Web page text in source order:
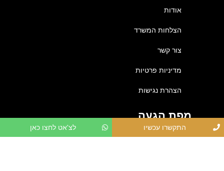
אודות
הצלחות המשרד
צור קשר
מדיניות פרטיות
הצהרת נגישות
מפת הגעה
התקשרו עכשיו לצ'אט לחצו כאן